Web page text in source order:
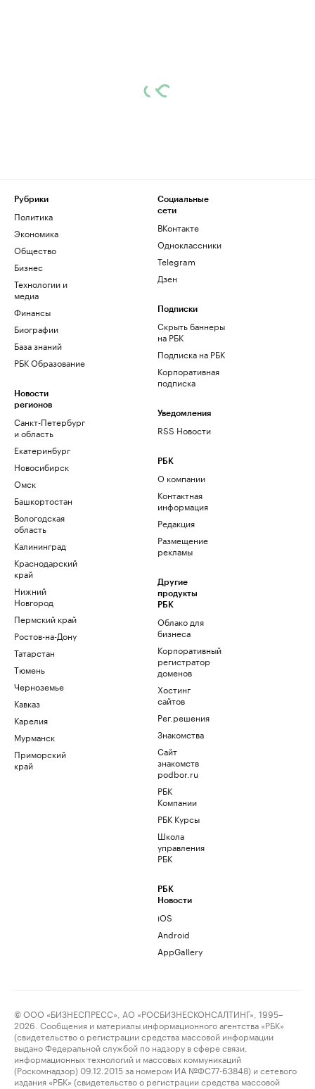
Рубрики
Политика
Экономика
Общество
Бизнес
Технологии и
медиа
Финансы
Биографии
База знаний
РБК Образование
Новости
регионов
Санкт-Петербург
и область
Екатеринбург
Новосибирск
Омск
Башкортостан
Вологодская
область
Калининград
Краснодарский
край
Нижний
Новгород
Пермский край
Ростов-на-Дону
Татарстан
Тюмень
Черноземье
Кавказ
Карелия
Мурманск
Приморский
край
Социальные
сети
ВКонтакте
Одноклассники
Telegram
Дзен
Подписки
Скрыть баннеры
на РБК
Подписка на РБК
Корпоративная
подписка
Уведомления
RSS Новости
РБК
О компании
Контактная
информация
Редакция
Размещение
рекламы
Другие
продукты
РБК
Облако для
бизнеса
Корпоративный
регистратор
доменов
Хостинг
сайтов
Рег.решения
Знакомства
Сайт
знакомств
podbor.ru
РБК
Компании
РБК Курсы
Школа
управления
РБК
РБК
Новости
iOS
Android
AppGallery
© ООО «БИЗНЕСПРЕСС», АО «РОСБИЗНЕСКОНСАЛТИНГ», 1995–
2026. Сообщения и материалы информационного агентства «РБК»
(свидетельство о регистрации средства массовой информации
выдано Федеральной службой по надзору в сфере связи,
информационных технологий и массовых коммуникаций
(Роскомнадзор) 09.12.2015 за номером ИА №ФС77-63848) и сетевого
издания «РБК» (свидетельство о регистрации средства массовой